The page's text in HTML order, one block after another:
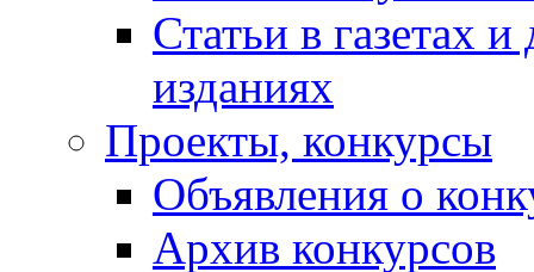
Статьи в газетах
изданиях
Проекты, конкурсы
Объявления о
Архив конкурсов